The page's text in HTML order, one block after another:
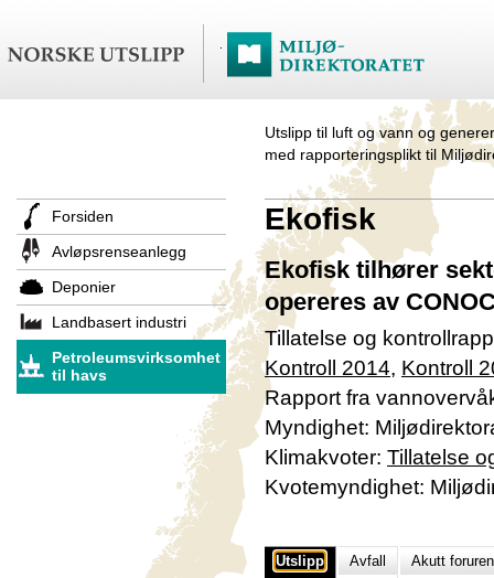
Utslipp til luft og vann og
med rapporteringsplikt til
Forsiden
Avløpsrenseanlegg
Deponier
Landbasert industri
Petroleumsvirksomhet
til havs
Ekofisk
Ekofisk tilhører
opereres av
Tillatelse og
Kontroll 2014, Kontroll
Rapport fra
Myndighet:
Klimakvoter: Tillatelse
Kvotemyndighet:
Utslipp Avfall Akutt